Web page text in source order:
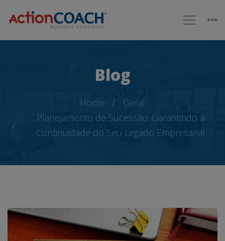
Blog
Home
Geral
Planejamento de Sucessão: Garantindo a
Continuidade do Seu Legado Empresarial